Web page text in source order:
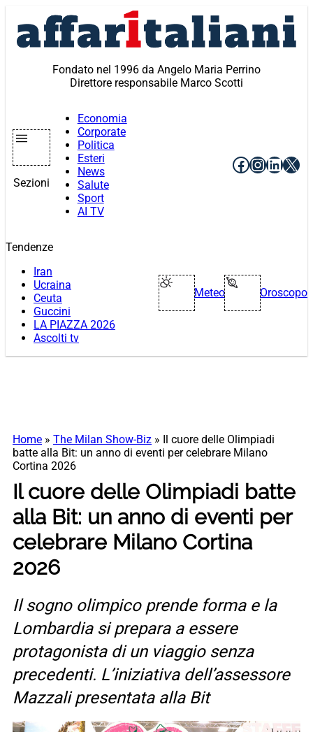
contenuto
Fondato nel 1996 da Angelo Maria Perrino
Direttore responsabile Marco Scotti
Sezioni
Economia
Corporate
Politica
Esteri
News
Salute
Sport
AI TV
Facebook
X
Tendenze
Iran
Ucraina
Ceuta
Guccini
LA PIAZZA 2026
Ascolti tv
Meteo Oroscopo
Home » The Milan Show-Biz »
Il cuore delle Olimpiadi
batte alla Bit: un anno di eventi per celebrare Milano
Cortina 2026
Il cuore delle Olimpiadi batte
alla Bit: un anno di eventi per
celebrare Milano Cortina
2026
Il sogno olimpico prende forma e la
Lombardia si prepara a essere
protagonista di un viaggio senza
precedenti. L’iniziativa dell’assessore
Mazzali presentata alla Bit